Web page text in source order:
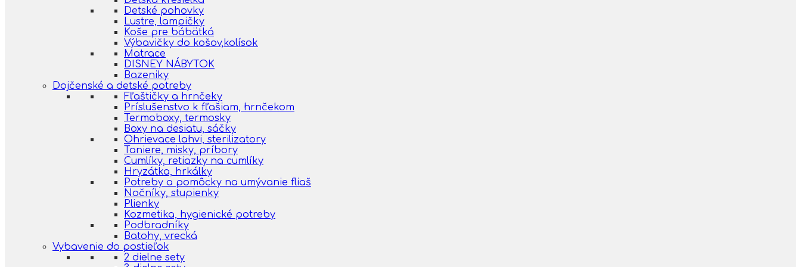
Detské pohovky
Lustre, lampičky
Koše pre bábätká
Výbavičky do košov,kolísok
Matrace
DISNEY NÁBYTOK
Bazeniky
Dojčenské a detské potreby
Fľaštičky a hrnčeky
Príslušenstvo k fľašiam, hrnčekom
Termoboxy, termosky
Boxy na desiatu, sáčky
Ohrievace lahvi, sterilizatory
Taniere, misky, príbory
Cumlíky, retiazky na cumlíky
Hryzátka, hrkálky
Potreby a pomôcky na umývanie fliaš
Nočníky, stupienky
Plienky
Kozmetika, hygienické potreby
Podbradníky
Batohy, vrecká
Vybavenie do postieľok
2 dielne sety